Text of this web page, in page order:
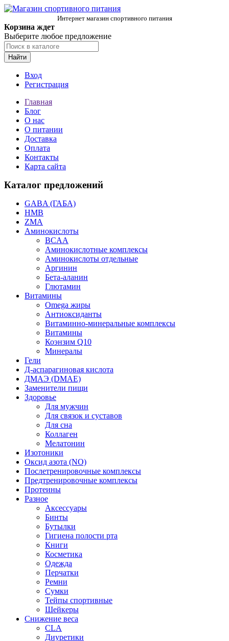
Интернет магазин спортивного питания
Корзина ждет
Выберите любое предложение
Найти
Вход
Регистрация
Главная
Блог
О нас
О питании
Доставка
Оплата
Контакты
Карта сайта
Каталог предложений
GABA (ГАБА)
HMB
ZMA
Аминокислоты
BCAA
Аминокислотные комплексы
Аминокислоты отдельные
Аргинин
Бета-аланин
Глютамин
Витамины
Omega жиры
Антиоксиданты
Витаминно-минеральные комплексы
Витамины
Коэнзим Q10
Минералы
Гели
Д-аспарагиновая кислота
ДМАЭ (DMAE)
Заменители пищи
Здоровье
Для мужчин
Для связок и суставов
Для сна
Коллаген
Мелатонин
Изотоники
Оксид азота (NO)
Послетренировочные комплексы
Предтренировочные комплексы
Протеины
Разное
Аксессуары
Бинты
Бутылки
Гигиена полости рта
Книги
Косметика
Одежда
Перчатки
Ремни
Сумки
Тейпы спортивные
Шейкеры
Снижение веса
CLA
Диуретики